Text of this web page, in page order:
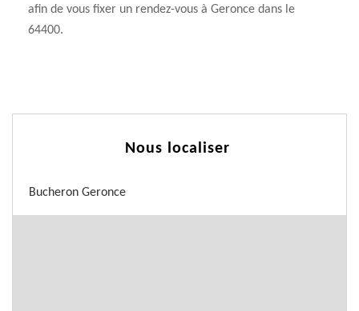
afin de vous fixer un rendez-vous à Geronce dans le
64400.
Nous localiser
Bucheron Geronce